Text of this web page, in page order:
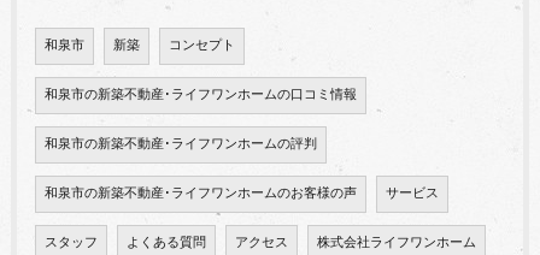
和泉市 新築 コンセプト
和泉市の新築不動産･ライフワンホームの口コミ情報
和泉市の新築不動産･ライフワンホームの評判
和泉市の新築不動産･ライフワンホームのお客様の声 サービス
スタッフ よくある質問 アクセス 株式会社ライフワンホーム